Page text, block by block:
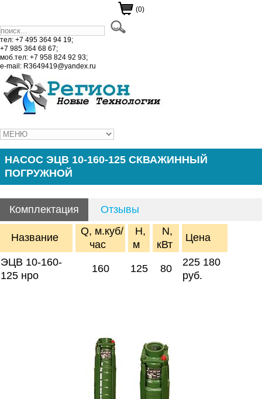
(0)
тел: +7 495 364 94 19;
+7 985 364 68 67;
моб.тел: +7 958 824 92 93;
e-mail: R3649419@yandex.ru
НАСОС ЭЦВ 10-160-125 СКВАЖИННЫЙ
ПОГРУЖНОЙ
Комплектация Отзывы
Название
Q, м.куб/
час
H,
м
N,
кВт
Цена
ЭЦВ 10-160-
125 нро
160 125 80
225 180
руб.